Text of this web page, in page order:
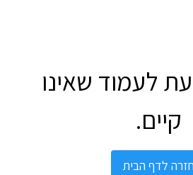
לעמוד שאינו
קיים.
חזרה לדף הבית